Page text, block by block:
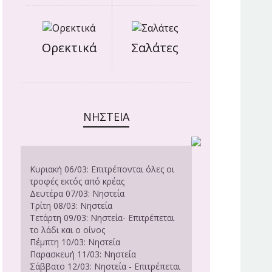
Ορεκτικά Σαλάτες
ΝΗΣΤΕΊΑ
Κυριακή 06/03: Επιτρέπονται όλες οι
τροφές εκτός από κρέας
Δευτέρα 07/03: Νηστεία
Τρίτη 08/03: Νηστεία
Τετάρτη 09/03: Νηστεία- Επιτρέπεται
το λάδι και ο οίνος
Πέμπτη 10/03: Νηστεία
Παρασκευή 11/03: Νηστεία
Σάββατο 12/03: Νηστεία - Επιτρέπεται